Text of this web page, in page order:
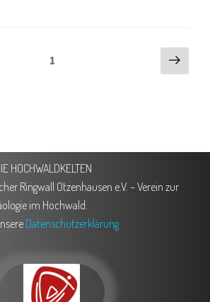
1
HOCHWALDKELTEN
Ringwall Otzenhausen e.V. – Verein zur
im Hochwald.
Datenschutzerklärung